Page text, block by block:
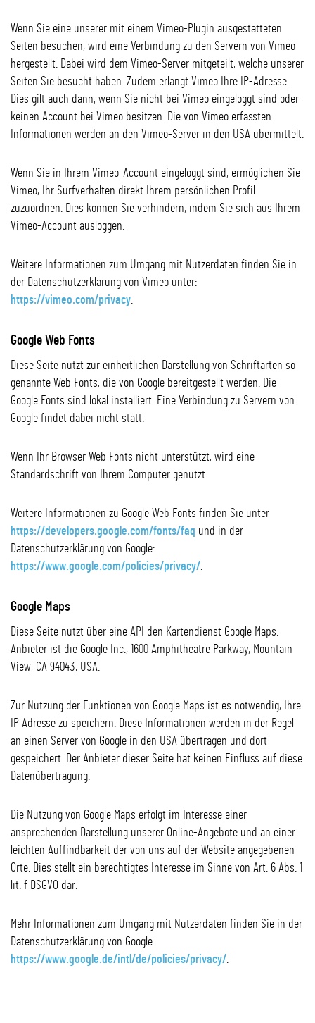
Wenn Sie eine unserer mit einem Vimeo-Plugin ausgestatteten
Seiten besuchen, wird eine Verbindung zu den Servern von Vimeo
hergestellt. Dabei wird dem Vimeo-Server mitgeteilt, welche unserer
Seiten Sie besucht haben. Zudem erlangt Vimeo Ihre IP-Adresse.
Dies gilt auch dann, wenn Sie nicht bei Vimeo eingeloggt sind oder
keinen Account bei Vimeo besitzen. Die von Vimeo erfassten
Informationen werden an den Vimeo-Server in den USA übermittelt.
Wenn Sie in Ihrem Vimeo-Account eingeloggt sind, ermöglichen Sie
Vimeo, Ihr Surfverhalten direkt Ihrem persönlichen Profil
zuzuordnen. Dies können Sie verhindern, indem Sie sich aus Ihrem
Vimeo-Account ausloggen.
Weitere Informationen zum Umgang mit Nutzerdaten finden Sie in
der Datenschutzerklärung von Vimeo unter:
https://vimeo.com/privacy.
Google Web Fonts
Diese Seite nutzt zur einheitlichen Darstellung von Schriftarten so
genannte Web Fonts, die von Google bereitgestellt werden. Die
Google Fonts sind lokal installiert. Eine Verbindung zu Servern von
Google findet dabei nicht statt.
Wenn Ihr Browser Web Fonts nicht unterstützt, wird eine
Standardschrift von Ihrem Computer genutzt.
Weitere Informationen zu Google Web Fonts finden Sie unter
https://developers.google.com/fonts/faq und in der
Datenschutzerklärung von Google:
https://www.google.com/policies/privacy/.
Google Maps
Diese Seite nutzt über eine API den Kartendienst Google Maps.
Anbieter ist die Google Inc., 1600 Amphitheatre Parkway, Mountain
View, CA 94043, USA.
Zur Nutzung der Funktionen von Google Maps ist es notwendig, Ihre
IP Adresse zu speichern. Diese Informationen werden in der Regel
an einen Server von Google in den USA übertragen und dort
gespeichert. Der Anbieter dieser Seite hat keinen Einfluss auf diese
Datenübertragung.
Die Nutzung von Google Maps erfolgt im Interesse einer
ansprechenden Darstellung unserer Online-Angebote und an einer
leichten Auffindbarkeit der von uns auf der Website angegebenen
Orte. Dies stellt ein berechtigtes Interesse im Sinne von Art. 6 Abs. 1
lit. f DSGVO dar.
Mehr Informationen zum Umgang mit Nutzerdaten finden Sie in der
Datenschutzerklärung von Google:
https://www.google.de/intl/de/policies/privacy/.